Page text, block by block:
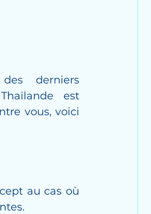
derniers
est
vous, voici
au cas où